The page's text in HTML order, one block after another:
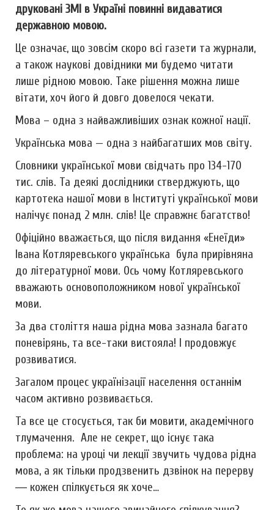
друковані ЗМІ в Україні повинні видаватися
державною мовою.
Це означає, що зовсім скоро всі газети та журнали,
а також наукові довідники ми будемо читати
лише рідною мовою. Таке рішення можна лише
вітати, хоч його й довго довелося чекати.
Мова – одна з найважливіших ознак кожної нації.
Українська мова — одна з найбагатших мов світу.
Словники української мови свідчать про 134-170
тис. слів. Та деякі дослідники стверджують, що
картотека нашої мови в Інституті української мови
налічує понад 2 млн. слів! Це справжнє багатство!
Офіційно вважається, що після видання «Енеїди»
Івана Котляревського українська була прирівняна
до літературної мови. Ось чому Котляревського
вважають основоположником нової української
мови.
За два століття наша рідна мова зазнала багато
поневірянь, та все-таки вистояла! І продовжує
розвиватися.
Загалом процес українізації населення останнім
часом активно розвивається.
Та все це стосується, так би мовити, академічного
тлумачення. Але не секрет, що існує така
проблема: на уроці чи лекції звучить чудова рідна
мова, а як тільки продзвенить дзвінок на перерву
― кожен спілкується як хоче…